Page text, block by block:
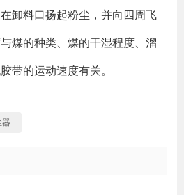
卸料口扬起粉尘，并向四周飞
煤的种类、煤的干湿程度、溜
带的运动速度有关。